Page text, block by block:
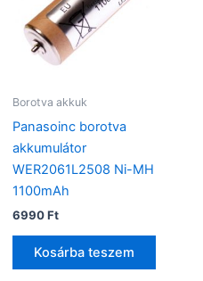
Borotva akkuk
Panasoinc borotva
akkumulátor
WER2061L2508 Ni-MH
1100mAh
6990Ft
Kosárba teszem